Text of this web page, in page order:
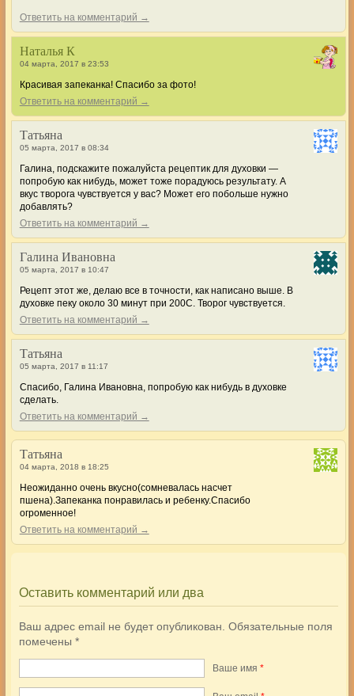
Ответить на комментарий →
Наталья К
04 марта, 2017 в 23:53
Красивая запеканка! Спасибо за фото!
Ответить на комментарий →
Татьяна
05 марта, 2017 в 08:34
Галина, подскажите пожалуйста рецептик для духовки —
попробую как нибудь, может тоже порадуюсь результату. А
вкус творога чувствуется у вас? Может его побольше нужно
добавлять?
Ответить на комментарий →
Галина Ивановна
05 марта, 2017 в 10:47
Рецепт этот же, делаю все в точности, как написано выше. В
духовке пеку около 30 минут при 200С. Творог чувствуется.
Ответить на комментарий →
Татьяна
05 марта, 2017 в 11:17
Спасибо, Галина Ивановна, попробую как нибудь в духовке
сделать.
Ответить на комментарий →
Татьяна
04 марта, 2018 в 18:25
Неожиданно очень вкусно(сомневалась насчет
пшена).Запеканка понравилась и ребенку.Спасибо
огроменное!
Ответить на комментарий →
Оставить комментарий или два
Ваш адрес email не будет опубликован. Обязательные поля
помечены *
Ваше имя *